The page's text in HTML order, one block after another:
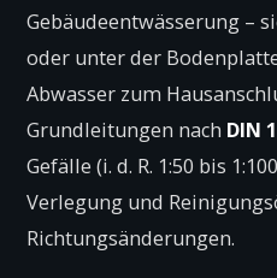
Gebäudeentwässerung –
oder unter der
Abwasser zum
Grundleitungen nach DIN
Gefälle (i. d. R. 1:50 bis
Verlegung und
Richtungsänderungen.